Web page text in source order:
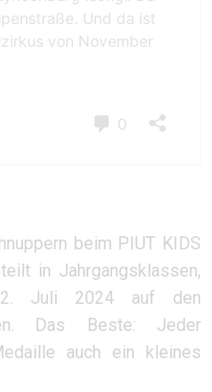
beim PIUT KIDS
in Jahrgangsklassen,
Juli 2024 auf den
Das Beste: Jeder
auch ein kleines